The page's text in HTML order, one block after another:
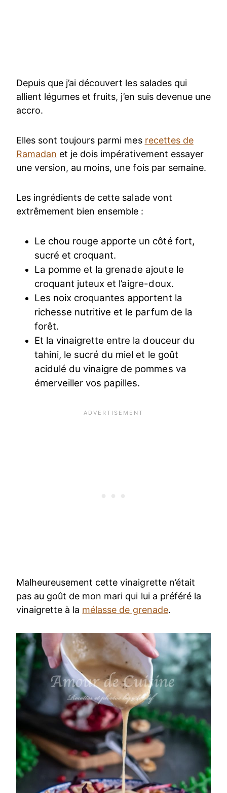
Depuis que j’ai découvert les salades qui
allient légumes et fruits, j’en suis devenue une
accro.
Elles sont toujours parmi mes recettes de
Ramadan et je dois impérativement essayer
une version, au moins, une fois par semaine.
Les ingrédients de cette salade vont
extrêmement bien ensemble :
Le chou rouge apporte un côté fort,
sucré et croquant.
La pomme et la grenade ajoute le
croquant juteux et l’aigre-doux.
Les noix croquantes apportent la
richesse nutritive et le parfum de la
forêt.
Et la vinaigrette entre la douceur du
tahini, le sucré du miel et le goût
acidulé du vinaigre de pommes va
émerveiller vos papilles.
Malheureusement cette vinaigrette n’était
pas au goût de mon mari qui lui a préféré la
vinaigrette à la mélasse de grenade.